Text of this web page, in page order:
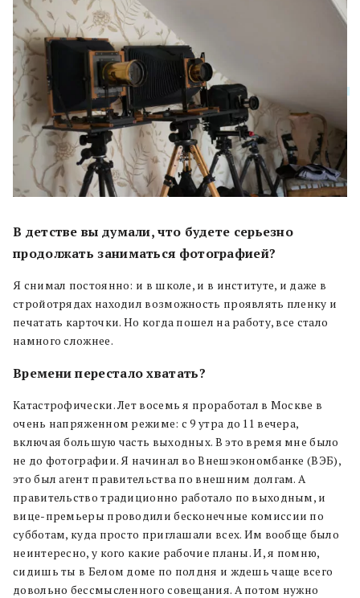
В детстве вы думали, что будете серьезно
продолжать заниматься фотографией?
Я снимал постоянно: и в школе, и в институте, и даже в
стройотрядах находил возможность проявлять пленку и
печатать карточки. Но когда пошел на работу, все стало
намного сложнее.
Времени перестало хватать?
Катастрофически. Лет восемь я проработал в Москве в
очень напряженном режиме: с 9 утра до 11 вечера,
включая большую часть выходных. В это время мне было
не до фотографии. Я начинал во Внешэкономбанке (ВЭБ),
это был агент правительства по внешним долгам. А
правительство традиционно работало по выходным, и
вице-премьеры проводили бесконечные комиссии по
субботам, куда просто приглашали всех. Им вообще было
неинтересно, у кого какие рабочие планы. И, я помню,
сидишь ты в Белом доме по полдня и ждешь чаще всего
довольно бессмысленного совещания. А потом нужно